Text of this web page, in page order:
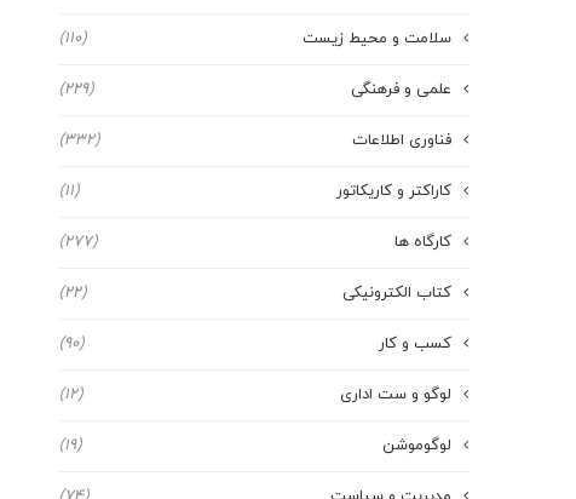
سلامت و محیط زیست (110)
علمی و فرهنگی (229)
فناوری اطلاعات (332)
کاراکتر و کاریکاتور (11)
کارگاه ها (277)
کتاب الکترونیکی (22)
کسب و کار (90)
لوگو و ست اداری (12)
لوگوموشن (19)